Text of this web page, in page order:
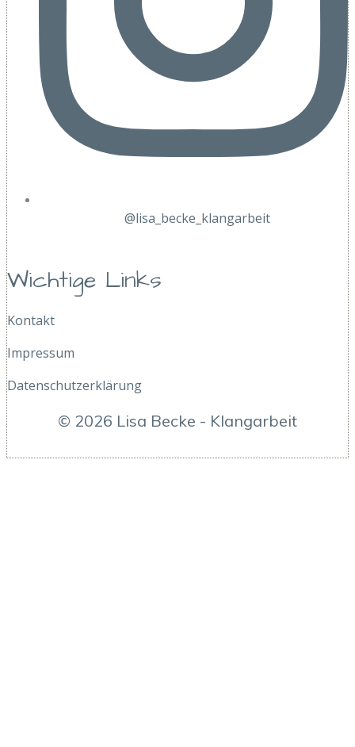
@lisa_becke_klangarbeit
Wichtige Links
Kontakt
Impressum
Datenschutzerklärung
© 2026 Lisa Becke - Klangarbeit